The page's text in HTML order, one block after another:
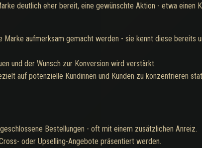
deutlich eher bereit, eine gewünschte Aktion - etwa einen
aufmerksam gemacht werden - sie kennt diese bereits
und der Wunsch zur Konversion wird verstärkt.
auf potenzielle Kundinnen und Kunden zu konzentrieren
Bestellungen - oft mit einem zusätzlichen Anreiz.
oder Upselling-Angebote präsentiert werden.